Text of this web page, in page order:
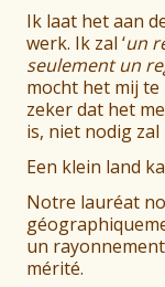
Ik laat het aan
werk. Ik zal ‘un
seulement un
mocht het mij
zeker dat het
is, niet nodig zal
Een klein land
Notre lauréat
un
mérité.